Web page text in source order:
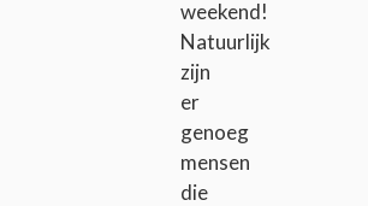
weekend!
Natuurlijk
zijn
er
genoeg
mensen
die